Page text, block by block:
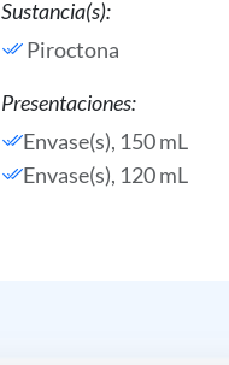
Sustancia(s):
Piroctona
Presentaciones:
Envase(s), 150 mL
Envase(s), 120 mL